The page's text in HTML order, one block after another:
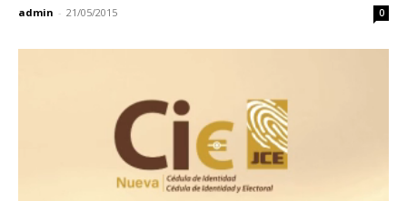
admin - 21/05/2015 0